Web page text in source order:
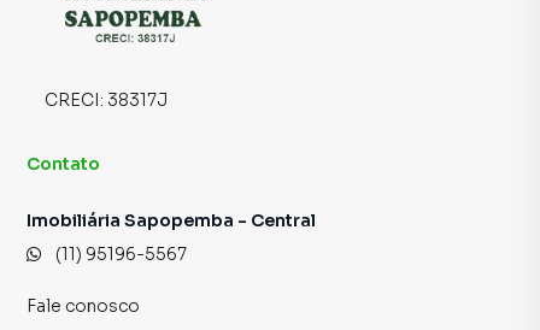
CRECI: 38317J
Contato
Imobiliária Sapopemba - Central
(11) 95196-5567
Fale conosco